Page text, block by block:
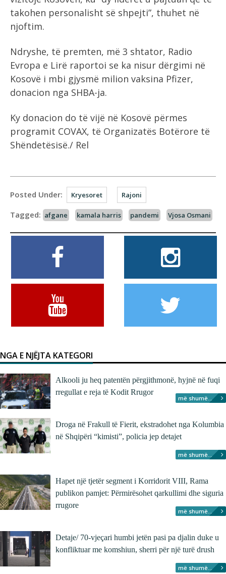
takohen personalisht së shpejti”, thuhet në
njoftim.
Ndryshe, të premten, më 3 shtator, Radio
Evropa e Lirë raportoi se ka nisur dërgimi në
Kosovë i mbi gjysmë milion vaksina Pfizer,
donacion nga SHBA-ja.
Ky donacion do të vijë në Kosovë përmes
programit COVAX, të Organizatës Botërore të
Shëndetësisë./ Rel
Posted Under: Kryesoret Rajoni
Tagged: afgane kamala harris pandemi Vjosa Osmani
NGA E NJËJTA KATEGORI
Alkooli ju heq patentën përgjithmonë, hyjnë në fuqi
rregullat e reja të Kodit Rrugor
më shumë...
Droga në Frakull të Fierit, ekstradohet nga Kolumbia
në Shqipëri “kimisti”, policia jep detajet
më shumë...
Hapet një tjetër segment i Korridorit VIII, Rama
publikon pamjet: Përmirësohet qarkullimi dhe siguria
rrugore
më shumë...
Detaje/ 70-vjeçari humbi jetën pasi pa djalin duke u
konfliktuar me komshiun, sherri për një turë drush
më shumë...